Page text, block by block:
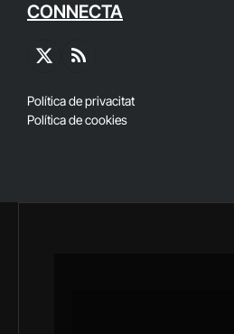
CONNECTA
X
RSS
Política de privacitat
Política de cookies